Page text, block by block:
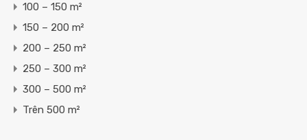
100 – 150 m²
150 – 200 m²
200 – 250 m²
250 – 300 m²
300 – 500 m²
Trên 500 m²